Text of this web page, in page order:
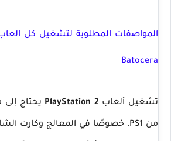
Batocera
تشغيل ألعاب PlayStation 2 يحتاج